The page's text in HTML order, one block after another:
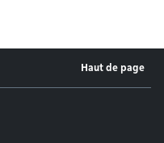
Haut de page